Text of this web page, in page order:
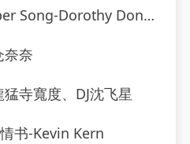
Song-Dorothy Donegan
奈奈
猛寺寬度、DJ沈飞星
书-Kevin Kern